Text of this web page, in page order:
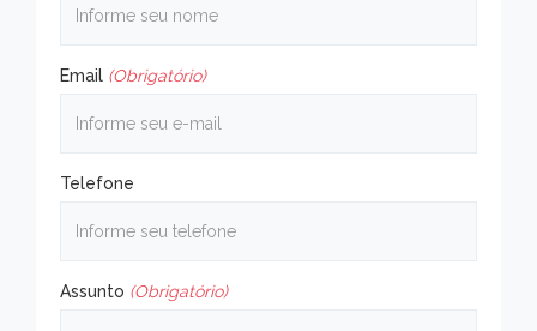
Email (Obrigatório)
Telefone
Assunto (Obrigatório)